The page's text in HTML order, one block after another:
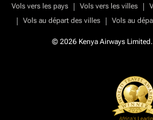
Vols vers les pays | Vols vers les villes |
|
Vols au départ des villes | Vols au
© 2026 Kenya Airways